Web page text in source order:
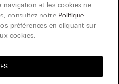
navigation et les cookies ne
consultez notre Politique
préférences en cliquant sur
cookies.